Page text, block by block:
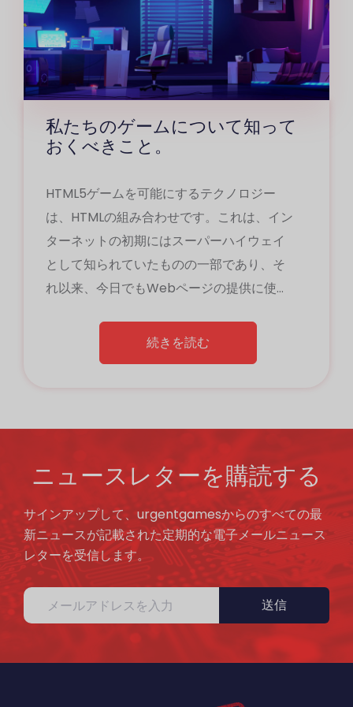
り、ほぼ一定のプロモーションに注目を集
めるためによく使用される方法であるだけ
でなく、プレーヤーがカジノで快適にプレ
イし続けることを奨励します。
ます。フリースピンはそれをすべてその名
前で言います。彼らはあなたが何も支払う
必要がないスロットマシンがあなたに提供
する時代であり、それがそれがフリースピ
ンまたはスピンと呼ばれる理由です。フリ
ースピンを利用するには、スロットゲーム
自体が提供するフリースピンを使用する方
種類のボーナスの一部であるフリースピン
を使用する方法の2つがあります。まず、ウ
ェルカムボーナス内で使用されるフリース
ピンを調べてみましょう。誰かが初めてオ
ンラインカジノに参加するとき、彼らはカ
を受け取る権利があります。一部のプレイ
ヤーは、自分の自由意志のオンラインギャ
除外の期間後に再度登録できるため、初め
つのタイプがあります。1つは初回デポジッ
ト用で、もう1つは完全に無料で、デポジッ
トを必要とせずに登録によってのみ受け取
られます。追加のフリースピンを伴う初回
デポジットボーナスこれは、ほとんどすべ
てのオンラインカジノの新規プレイヤーに
常にクレジットされるボーナスです。通
常、ボーナスは顧客の最初のデポジットに
私たちのゲームについて知って
おくべきこと。
HTML5ゲームを可能にするテクノロジー
は、HTMLの組み合わせです。これは、イン
ターネットの初期にはスーパーハイウェイ
として知られていたものの一部であり、そ
れ以来、今日でもWebページの提供に使用
バイルデバイスでも、カジノ向けのインタ
ラクティブゲームの新しいトレンドです。
す。
Urgent Games
次の投稿を通じて、スロットとは何か、ま
たは「スロットまたはスロットマシン」と
も呼ばれる方法を知る機会があります。
スロットは既存のゲームの提供におけるス
ター製品であり、オンラインカジノだけで
続きを読む
ニュースレターを購読する
サインアップして、urgentgamesからのすべての最
新ニュースが記載された定期的な電子メールニュース
レターを受信します。